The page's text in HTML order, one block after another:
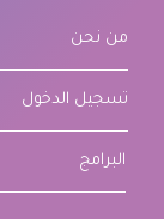
من نحن
تسجيل الدخول
البرامج